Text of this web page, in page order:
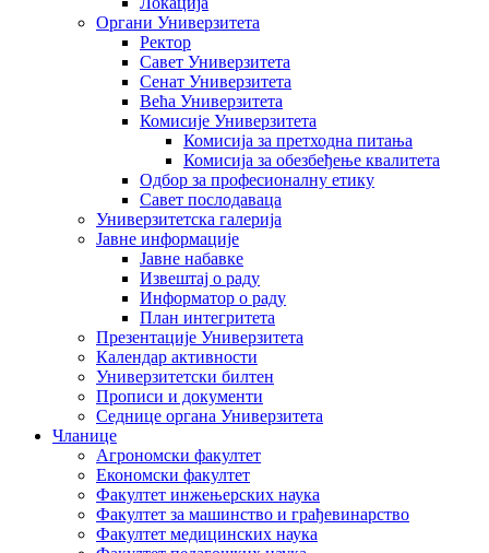
Органи Универзитета
Ректор
Савет Универзитета
Сенат Универзитета
Већа Универзитета
Комисије Универзитета
Комисија за претходна питања
Комисија за обезбеђење квалитета
Одбор за професионалну етику
Савет послодаваца
Универзитетска галерија
Јавне информације
Јавне набавке
Извештај о раду
Информатор о раду
План интегритета
Презентације Универзитета
Календар активности
Универзитетски билтен
Прописи и документи
Седнице органа Универзитета
Чланице
Агрономски факултет
Економски факултет
Факултет инжењерских наука
Факултет за машинство и грађевинарство
Факултет медицинских наука